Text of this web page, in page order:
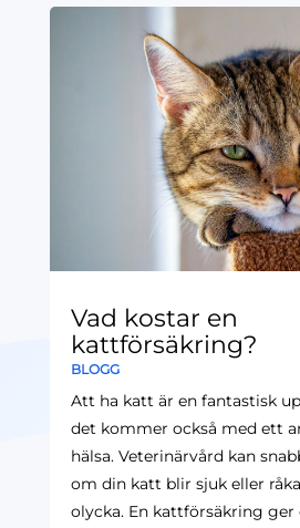
Vad kostar en
kattförsäkring?
BLOGG
Att ha katt är en fantastisk
det kommer också med ett
hälsa. Veterinärvård kan
om din katt blir sjuk eller
olycka. En kattförsäkring